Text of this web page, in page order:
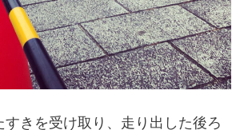
すきを受け取り、走り出した後ろ